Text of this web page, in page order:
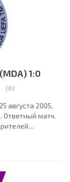
1:0
(0)
августа 2005,
Ответный матч.
Златко